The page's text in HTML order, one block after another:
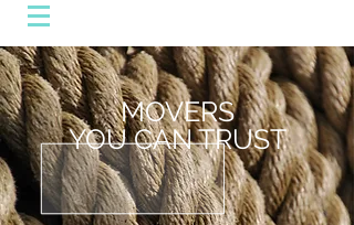
MOVERS
YOU CAN TRUST